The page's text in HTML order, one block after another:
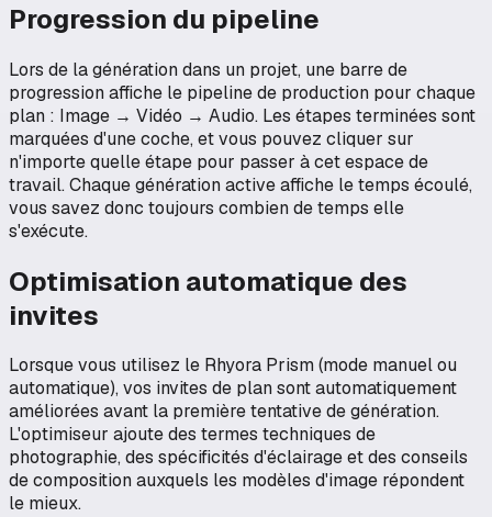
Progression du pipeline
Lors de la génération dans un projet, une barre de
progression affiche le pipeline de production pour chaque
plan : Image → Vidéo → Audio. Les étapes terminées sont
marquées d'une coche, et vous pouvez cliquer sur
n'importe quelle étape pour passer à cet espace de
travail. Chaque génération active affiche le temps écoulé,
vous savez donc toujours combien de temps elle
s'exécute.
Optimisation automatique des
invites
Lorsque vous utilisez le Rhyora Prism (mode manuel ou
automatique), vos invites de plan sont automatiquement
améliorées avant la première tentative de génération.
L'optimiseur ajoute des termes techniques de
photographie, des spécificités d'éclairage et des conseils
de composition auxquels les modèles d'image répondent
le mieux.